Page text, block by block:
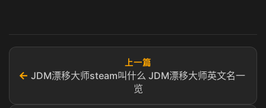
←
上一篇
JDM漂移大师steam叫什么 JDM漂移大师英文名一
览